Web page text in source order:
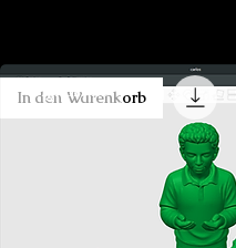
In den Warenkorb
Digital File